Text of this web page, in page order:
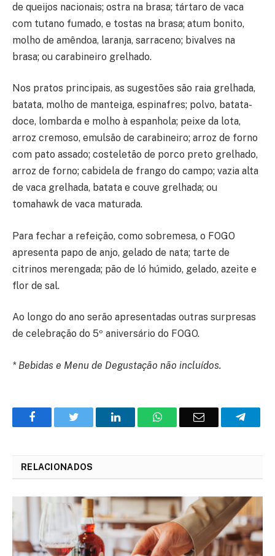
de queijos nacionais; ostra na brasa; tártaro de vaca
com tutano fumado, e tostas na brasa; atum bonito,
molho de amêndoa, laranja, sarraceno; bivalves na
brasa; ou carabineiro grelhado.
Nos pratos principais, as sugestões são raia grelhada,
batata, molho de manteiga, espinafres; polvo, batata-
doce, lombarda e molho à espanhola; peixe da lota,
arroz cremoso, emulsão de carabineiro; arroz de forno
com pato assado; costeletão de porco preto grelhado,
arroz de forno; cabidela de frango do campo; vazia alta
de vaca grelhada, batata e couve grelhada; ou
tomahawk de vaca maturada.
Para fechar a refeição, como sobremesa, o FOGO
apresenta papo de anjo, gelado de nata; tarte de
citrinos merengada; pão de ló húmido, gelado, azeite e
flor de sal.
Ao longo do ano serão apresentadas outras surpresas
de celebração do 5º aniversário do FOGO.
* Bebidas e Menu de Degustação não incluídos.
FacebookTwitter
O
WhatsAppE-
RELACIONADOS